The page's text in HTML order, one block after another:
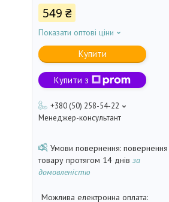
549 ₴
Показати оптові ціни
Купити
Купити з
+380 (50) 258-54-22
Менеджер-консультант
повернення
товару протягом 14 днів за
домовленістю